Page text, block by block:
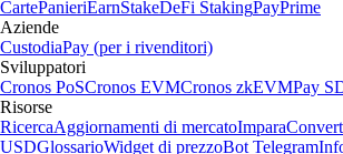
CartePanieriEarnStakeDeFi StakingPayPrime
Aziende
CustodiaPay (per i rivenditori)
Sviluppatori
Cronos PoSCronos EVMCronos zkEVMPay
Risorse
RicercaAggiornamenti di mercatoImpara
USDGlossarioWidget di prezzoBot Telegram